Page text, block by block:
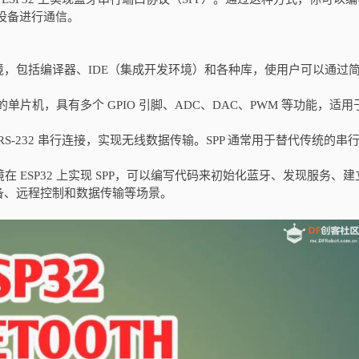
进行通信。
包括编译器、IDE（集成开发环境）和各种库，使用户可以通过
单片机，具有多个 GPIO 引脚、ADC、DAC、PWM 等功能，适用
232 串行连接，实现无线数据传输。SPP 通常用于替代传统的串
ESP32 上实现 SPP，可以编写代码来初始化蓝牙、发现服务、建
远程控制和数据传输等场景。